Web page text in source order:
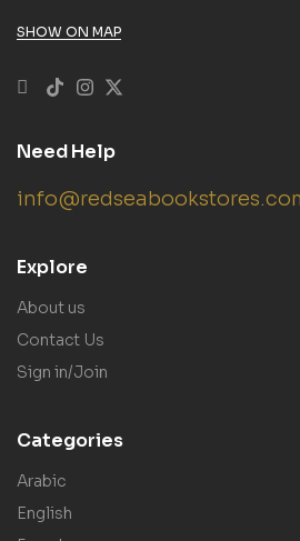
SHOW ON MAP
Need Help
Explore
About us
Contact Us
Sign in/Join
Categories
Arabic
English